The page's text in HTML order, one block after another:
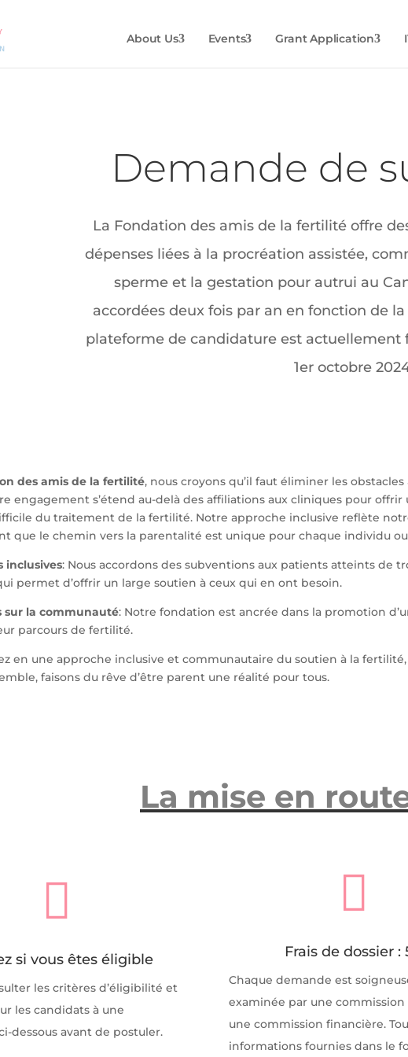
About Us Events Grant Application
Demande de
La Fondation des amis de la fertilité offre
dépenses liées à la procréation assistée,
sperme et la gestation pour autrui au
accordées deux fois par an en fonction de
plateforme de candidature est actuellement
1er octobre
des amis de la fertilité, nous croyons qu’il faut éliminer les
engagement s’étend au-delà des affiliations aux cliniques pour
du traitement de la fertilité. Notre approche inclusive reflète
que le chemin vers la parentalité est unique pour chaque individu
inclusives: Nous accordons des subventions aux patients atteints de
permet d’offrir un large soutien à ceux qui en ont besoin.
sur la communauté: Notre fondation est ancrée dans la promotion
parcours de fertilité.
en une approche inclusive et communautaire du soutien à la
faisons du rêve d’être parent une réalité pour tous.
La mise en

si vous êtes éligible
les critères d’éligibilité et
les candidats à une
dessous avant de postuler.

Frais de dossier :
Chaque demande est
examinée par une
une commission financière.
informations fournies dans le